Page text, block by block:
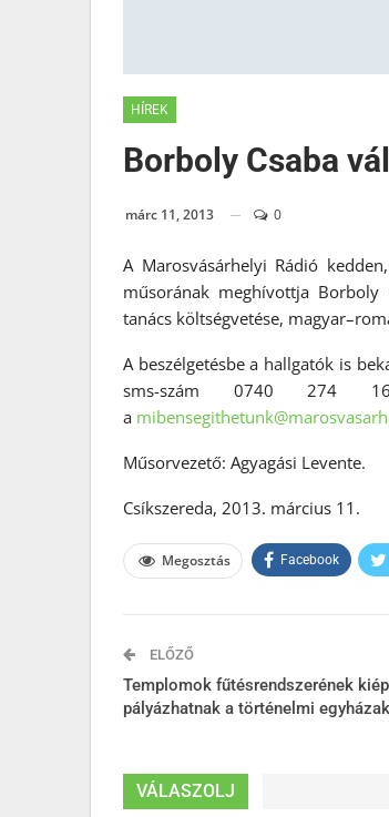
HÍREK
Borboly Csaba
márc 11, 2013 0
A Marosvásárhelyi Rádió
műsorának meghívottja Borboly
tanács költségvetése,
A beszélgetésbe a hallgatók is
sms-szám 0740 274
a
Műsorvezető: Agyagási Levente.
Csíkszereda, 2013. március 11.
Megosztás Facebook
ELŐZŐ
Templomok fűtésrendszerének
pályázhatnak a történelmi egyházak
VÁLASZOLJ